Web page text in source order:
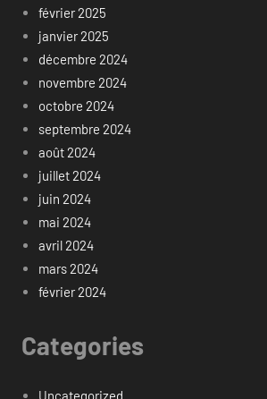
février 2025
janvier 2025
décembre 2024
novembre 2024
octobre 2024
septembre 2024
août 2024
juillet 2024
juin 2024
mai 2024
avril 2024
mars 2024
février 2024
Categories
Uncategorized